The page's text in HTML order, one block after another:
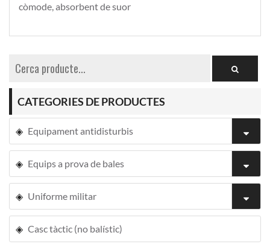
còmode, absorbent de suor
CATEGORIES DE PRODUCTES
Equipament antidisturbis
Equips a prova de bales
Uniforme militar
Casc tàctic (no balístic)